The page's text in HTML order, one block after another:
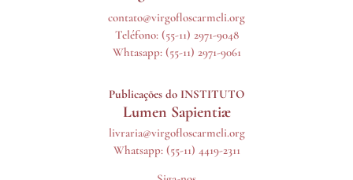
contato@virgofloscarmeli.org
Teléfono: (55-11) 2971-9048
Whtasapp: (55-11) 2971-9061
Publicações do INSTITUTO
Lumen Sapientiæ
livraria@virgofloscarmeli.org
Whatsapp: (55-11) 4419-2311